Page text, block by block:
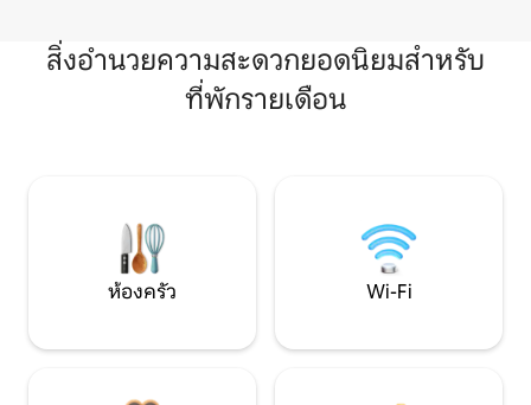
สิ่งอำนวยความสะดวกยอดนิยมสำหรับ
ที่พักรายเดือน
ห้องครัว Wi-Fi